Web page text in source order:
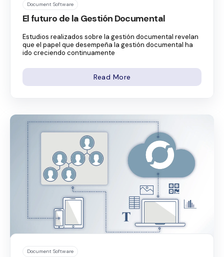
Document Software
El futuro de la Gestión Documental
Estudios realizados sobre la gestión documental revelan
que el papel que desempeña la gestión documental ha
ido creciendo continuamente
Read More
Document Software